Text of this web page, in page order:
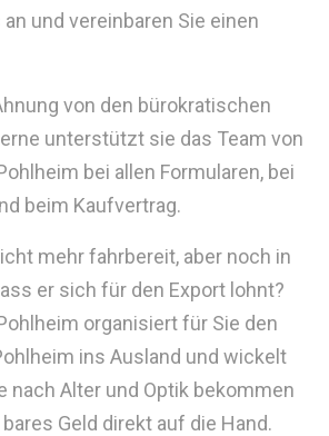
und vereinbaren Sie einen
von den bürokratischen
unterstützt sie das Team von
bei allen Formularen, bei
beim Kaufvertrag.
mehr fahrbereit, aber noch in
er sich für den Export lohnt?
organisiert für Sie den
ins Ausland und wickelt
nach Alter und Optik bekommen
Geld direkt auf die Hand.